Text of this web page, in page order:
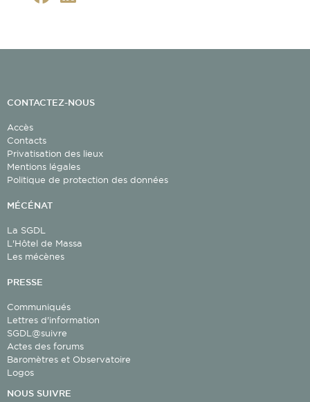
CONTACTEZ-NOUS
Accès
Contacts
Privatisation des lieux
Mentions légales
Politique de protection des données
MÉCÉNAT
La SGDL
L'Hôtel de Massa
Les mécènes
PRESSE
Communiqués
Lettres d'information
SGDL@suivre
Actes des forums
Baromètres et Observatoire
Logos
NOUS SUIVRE